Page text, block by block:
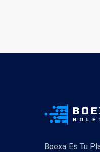
Boexa Es Tu